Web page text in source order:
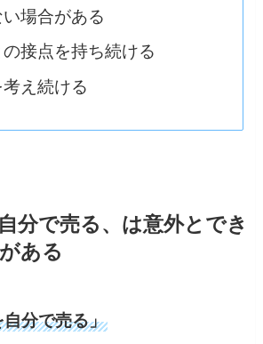
場合がある
接点を持ち続ける
え続ける
分で売る、は意外とでき
ある
分で売る」